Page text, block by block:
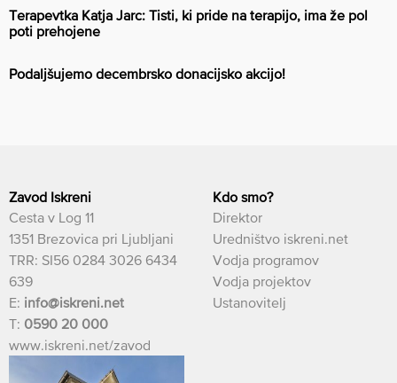
Terapevtka Katja Jarc: Tisti, ki pride na terapijo, ima že pol
poti prehojene
Podaljšujemo decembrsko donacijsko akcijo!
Zavod Iskreni
Cesta v Log 11
1351 Brezovica pri Ljubljani
TRR: SI56 0284 3026 6434
639
E: info@iskreni.net
T: 0590 20 000
www.iskreni.net/zavod
Kdo smo?
Direktor
Uredništvo iskreni.net
Vodja programov
Vodja projektov
Ustanovitelj